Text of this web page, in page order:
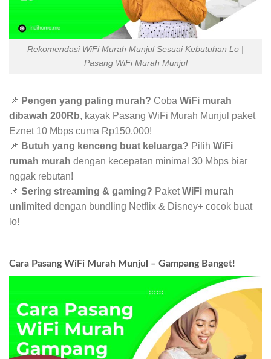
Rekomendasi WiFi Murah Munjul Sesuai Kebutuhan Lo |
Pasang WiFi Murah Munjul
📌 Pengen yang paling murah? Coba WiFi murah
dibawah 200Rb, kayak Pasang WiFi Murah Munjul paket
Eznet 10 Mbps cuma Rp150.000!
📌 Butuh yang kenceng buat keluarga? Pilih WiFi
rumah murah dengan kecepatan minimal 30 Mbps biar
nggak rebutan!
📌 Sering streaming & gaming? PaketWiFi murah
unlimited dengan bundling Netflix & Disney+ cocok buat
lo!
Cara Pasang WiFi Murah Munjul – Gampang Banget!